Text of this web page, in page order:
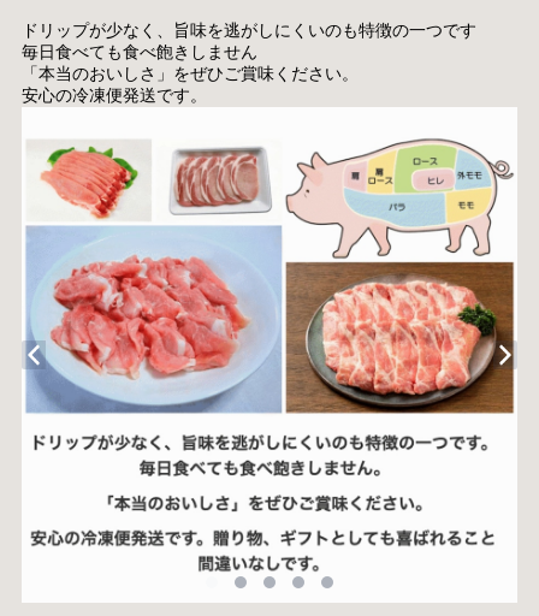
ドリップが少なく、旨味を逃がしにくいのも特徴の一つです
毎日食べても食べ飽きしません
「本当のおいしさ」をぜひご賞味ください。
安心の冷凍便発送です。